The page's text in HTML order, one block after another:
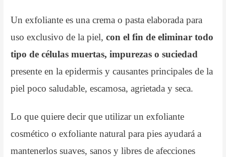
Un exfoliante es una crema o pasta elaborada para
uso exclusivo de la piel, con el fin de eliminar todo
tipo de células muertas, impurezas o suciedad
presente en la epidermis y causantes principales de la
piel poco saludable, escamosa, agrietada y seca.
Lo que quiere decir que utilizar un exfoliante
cosmético o exfoliante natural para pies ayudará a
mantenerlos suaves, sanos y libres de afecciones